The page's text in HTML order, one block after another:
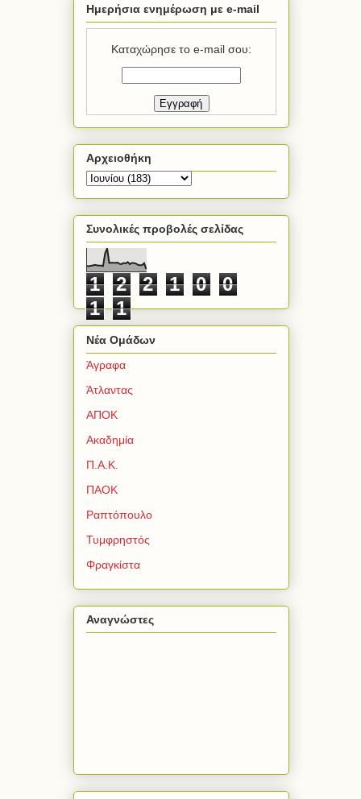
Ημερήσια ενημέρωση με e-mail
Καταχώρησε το e-mail σου:
Αρχειοθήκη
Συνολικές προβολές σελίδας
1 2 2 1 0
0
1
1
Νέα Ομάδων
Άγραφα
Άτλαντας
ΑΠΟΚ
Ακαδημία
Π.Α.Κ.
ΠΑΟΚ
Ραπτόπουλο
Τυμφρηστός
Φραγκίστα
Αναγνώστες